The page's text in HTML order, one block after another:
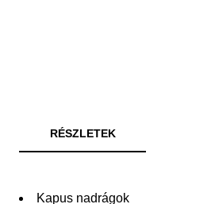
RÉSZLETEK
Kapus nadrágok